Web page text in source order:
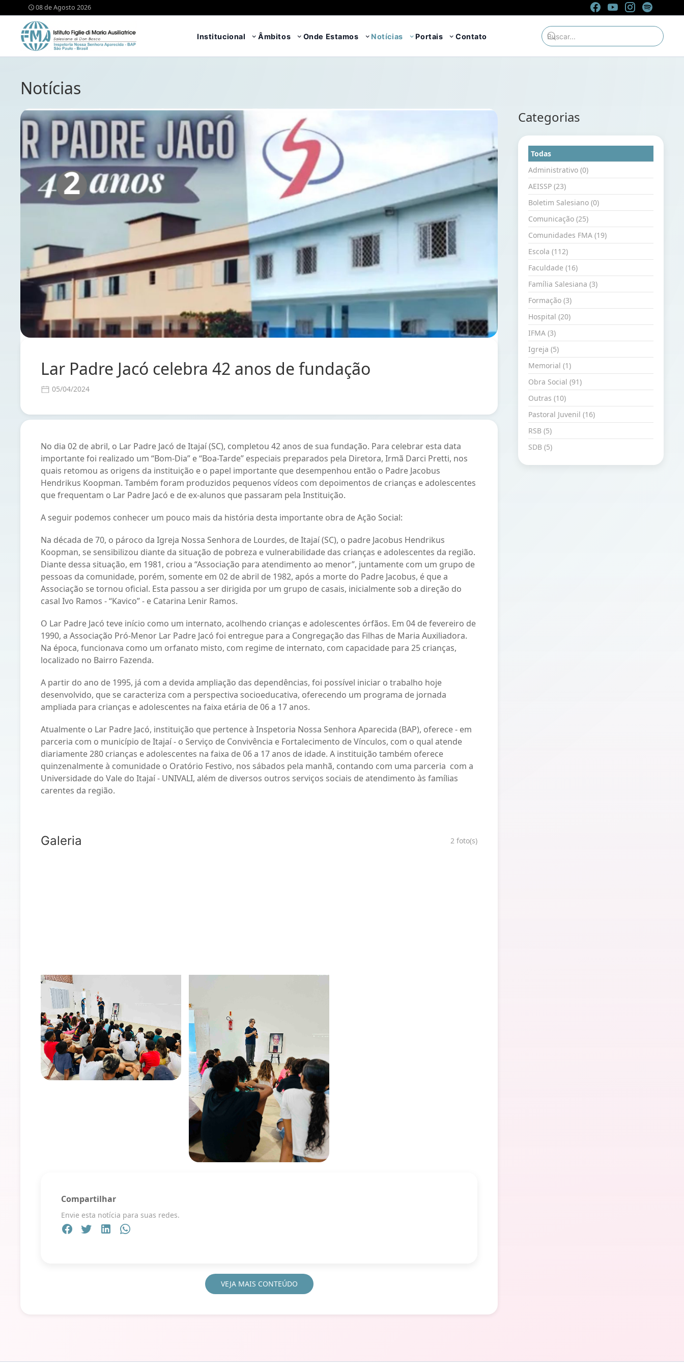
08 de Agosto 2026
Institucional Âmbitos Onde Estamos Notícias Portais Contato
Notícias
Lar Padre Jacó celebra 42 anos de fundação
05/04/2024
No dia 02 de abril, o Lar Padre Jacó de Itajaí (SC), completou 42 anos de sua fundação. Para celebrar esta data
importante foi realizado um “Bom-Dia” e “Boa-Tarde” especiais preparados pela Diretora, Irmã Darci Pretti, nos
quais retomou as origens da instituição e o papel importante que desempenhou então o Padre Jacobus
Hendrikus Koopman. Também foram produzidos pequenos vídeos com depoimentos de crianças e adolescentes
que frequentam o Lar Padre Jacó e de ex-alunos que passaram pela Instituição.
A seguir podemos conhecer um pouco mais da história desta importante obra de Ação Social:
Na década de 70, o pároco da Igreja Nossa Senhora de Lourdes, de Itajaí (SC), o padre Jacobus Hendrikus
Koopman, se sensibilizou diante da situação de pobreza e vulnerabilidade das crianças e adolescentes da região.
Diante dessa situação, em 1981, criou a “Associação para atendimento ao menor”, juntamente com um grupo de
pessoas da comunidade, porém, somente em 02 de abril de 1982, após a morte do Padre Jacobus, é que a
Associação se tornou oficial. Esta passou a ser dirigida por um grupo de casais, inicialmente sob a direção do
casal Ivo Ramos - “Kavico” - e Catarina Lenir Ramos.
O Lar Padre Jacó teve início como um internato, acolhendo crianças e adolescentes órfãos. Em 04 de fevereiro de
1990, a Associação Pró-Menor Lar Padre Jacó foi entregue para a Congregação das Filhas de Maria Auxiliadora.
Na época, funcionava como um orfanato misto, com regime de internato, com capacidade para 25 crianças,
localizado no Bairro Fazenda.
A partir do ano de 1995, já com a devida ampliação das dependências, foi possível iniciar o trabalho hoje
desenvolvido, que se caracteriza com a perspectiva socioeducativa, oferecendo um programa de jornada
ampliada para crianças e adolescentes na faixa etária de 06 a 17 anos.
Atualmente o Lar Padre Jacó, instituição que pertence à Inspetoria Nossa Senhora Aparecida (BAP), oferece - em
parceria com o município de Itajaí - o Serviço de Convivência e Fortalecimento de Vínculos, com o qual atende
diariamente 280 crianças e adolescentes na faixa de 06 a 17 anos de idade. A instituição também oferece
quinzenalmente à comunidade o Oratório Festivo, nos sábados pela manhã, contando com uma parceria com a
Universidade do Vale do Itajaí - UNIVALI, além de diversos outros serviços sociais de atendimento às famílias
carentes da região.
Galeria 2 foto(s)
Compartilhar
Envie esta notícia para suas redes.
VEJA MAIS CONTEÚDO
Categorias
Todas
Administrativo (0)
AEISSP (23)
Boletim Salesiano (0)
Comunicação (25)
Comunidades FMA (19)
Escola (112)
Faculdade (16)
Família Salesiana (3)
Formação (3)
Hospital (20)
IFMA (3)
Igreja (5)
Memorial (1)
Obra Social (91)
Outras (10)
Pastoral Juvenil (16)
RSB (5)
SDB (5)